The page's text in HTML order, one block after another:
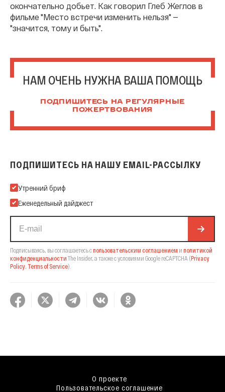
окончательно добьет. Как говорил Глеб Жеглов в
фильме "Место встречи изменить нельзя" —
"значится, тому и быть".
НАМ ОЧЕНЬ НУЖНА ВАША ПОМОЩЬ
ПОДПИШИТЕСЬ НА РЕГУЛЯРНЫЕ
ПОЖЕРТВОВАНИЯ
ПОДПИШИТЕСЬ НА НАШУ EMAIL-РАССЫЛКУ
Подпишитесь на нашу Email-рассылку
Утренний бриф
Еженедельный дайджест
Подписываясь, вы соглашаетесь спользовательским соглашением и политикой
конфиденциальности The Insider, а также с условиями Google reCAPTCHA (Privacy
Policy, Terms of Service).
О проекте
Пользовательское соглашение